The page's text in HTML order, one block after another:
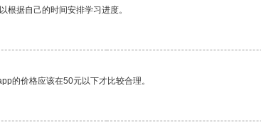
根据自己的时间安排学习进度。
的价格应该在50元以下才比较合理。